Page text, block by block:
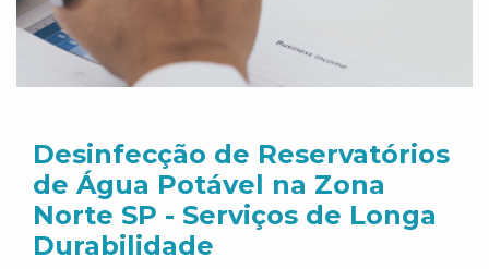
Desinfecção de Reservatórios
de Água Potável na Zona
Norte SP - Serviços de Longa
Durabilidade